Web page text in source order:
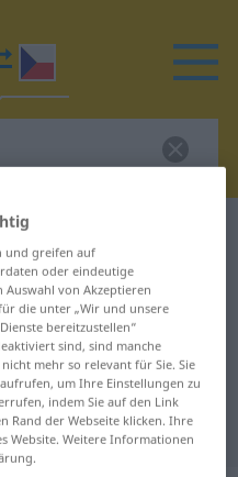
Übersetzung
Tschechisch
und greifen auf
oder eindeutige
von Akzeptieren
die unter „Wir und unsere
bereitzustellen“
sind, sind manche
mehr so relevant für Sie. Sie
um Ihre Einstellungen zu
indem Sie auf den Link
Rand der Webseite klicken. Ihre
Website. Weitere Informationen